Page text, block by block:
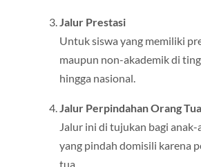
Jalur Prestasi
Untuk siswa yang memiliki
maupun non-akademik di
hingga nasional.
Jalur Perpindahan Orang
Jalur ini di tujukan bagi anak-
yang pindah domisili karena
tua.